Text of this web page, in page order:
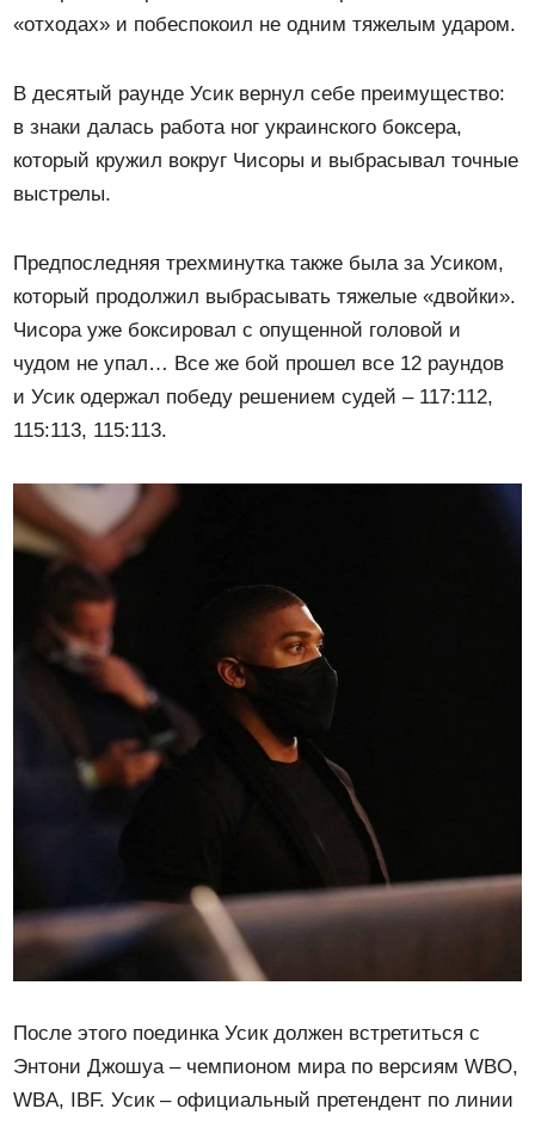
«отходах» и побеспокоил не одним тяжелым ударом.
В десятый раунде Усик вернул себе преимущество:
в знаки далась работа ног украинского боксера,
который кружил вокруг Чисоры и выбрасывал точные
выстрелы.
Предпоследняя трехминутка также была за Усиком,
который продолжил выбрасывать тяжелые «двойки».
Чисора уже боксировал с опущенной головой и
чудом не упал… Все же бой прошел все 12 раундов
и Усик одержал победу решением судей – 117:112,
115:113, 115:113.
После этого поединка Усик должен встретиться с
Энтони Джошуа – чемпионом мира по версиям WBO,
WBA, IBF. Усик – официальный претендент по линии